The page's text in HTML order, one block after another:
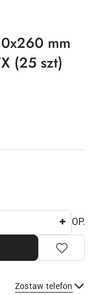
mm
(25 szt)
OP.
Zostaw telefon